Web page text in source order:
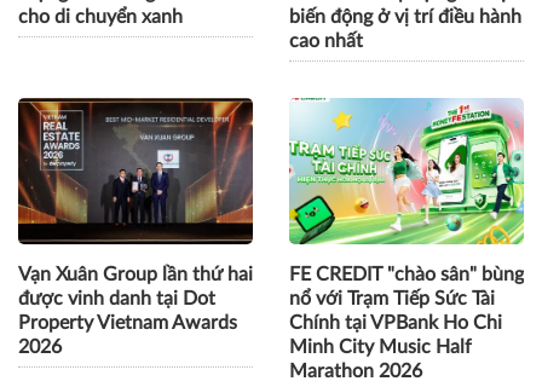
Triển lãm ngành năng
lượng: Nền tảng kết nối
cho di chuyển xanh
Lợi nhuận giảm sâu,
Eximbank tiếp tục ghi nhận
biến động ở vị trí điều hành
cao nhất